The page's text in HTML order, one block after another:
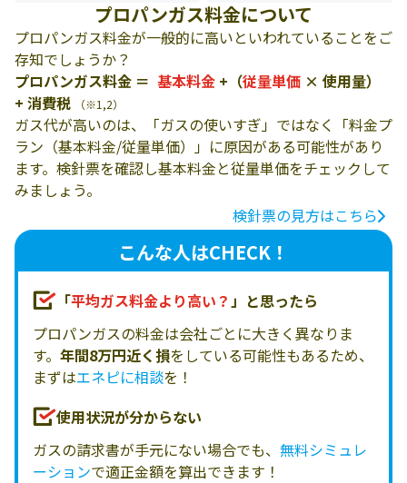
プロパンガス料金について
プロパンガス料金が一般的に高いといわれていることをご
存知でしょうか？
プロパンガス料金 ＝ 基本料金 +（従量単価 × 使用量）
+ 消費税
（※1,2）
ガス代が高いのは、「ガスの使いすぎ」ではなく「料金プ
ラン（基本料金/従量単価）」に原因がある可能性があり
ます。検針票を確認し基本料金と従量単価をチェックして
みましょう。
検針票の見方はこちら
こんな人はCHECK！
「平均ガス料金より高い？」と思ったら
プロパンガスの料金は会社ごとに大きく異なりま
す。 年間8万円近く損をしている可能性もあるため、
まずはエネピに相談を！
使用状況が分からない
ガスの請求書が手元にない場合でも、 無料シミュレ
ーションで適正金額を算出できます！